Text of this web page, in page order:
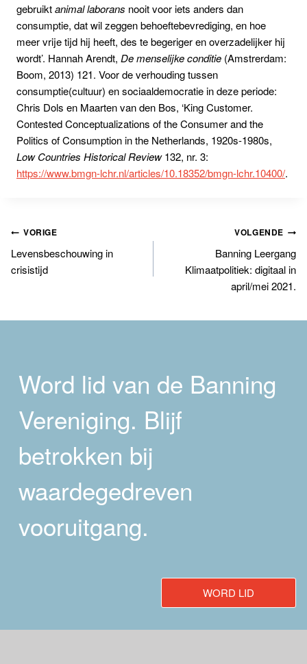
gebruiktanimal laborans nooit voor iets anders dan
consumptie, dat wil zeggen behoeftebevrediging, en hoe
meer vrije tijd hij heeft, des te begeriger en overzadelijker hij
wordt’. Hannah Arendt, De menselijke conditie (Amstrerdam:
Boom, 2013) 121. Voor de verhouding tussen
consumptie(cultuur) en sociaaldemocratie in deze periode:
Chris Dols en Maarten van den Bos, ‘King Customer.
Contested Conceptualizations of the Consumer and the
Politics of Consumption in the Netherlands, 1920s-1980s,
Low Countries Historical Review132, nr. 3:
https://www.bmgn-lchr.nl/articles/10.18352/bmgn-lchr.10400/.
Bericht
navigatie
VORIGE
Levensbeschouwing in
crisistijd
VOLGENDE
Banning Leergang
Klimaatpolitiek: digitaal in
april/mei 2021.
Word lid van de Banning
Vereniging. Blijf
betrokken bij
waardegedreven
vooruitgang.
WORD LID